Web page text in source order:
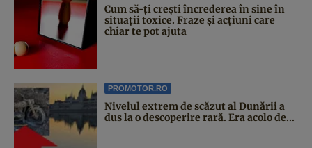
Cum să-ți crești încrederea în sine în
situații toxice. Fraze și acțiuni care
chiar te pot ajuta
PROMOTOR.RO
Nivelul extrem de scăzut al Dunării a
dus la o descoperire rară. Era acolo de...